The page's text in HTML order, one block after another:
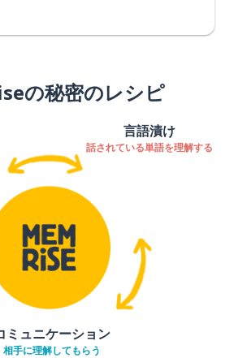
の秘密のレシピ
言語漬け
話されている単語を理解する
ミュニケーション
相手に理解してもらう